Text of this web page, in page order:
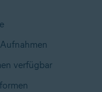
verfügbar